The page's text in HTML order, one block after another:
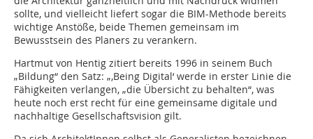
sollte, und vielleicht liefert sogar die BIM-Methode bereits
wichtige Anstöße, beide Themen gemeinsam im
Bewusstsein des Planers zu verankern.
Hartmut von Hentig zitiert bereits 1996 in seinem Buch
„Bildung“ den Satz: „‚Being Digital‘ werde in erster Linie die
Fähigkeiten verlangen, „die Übersicht zu behalten“, was
heute noch erst recht für eine gemeinsame digitale und
nachhaltige Gesellschaftsvision gilt.